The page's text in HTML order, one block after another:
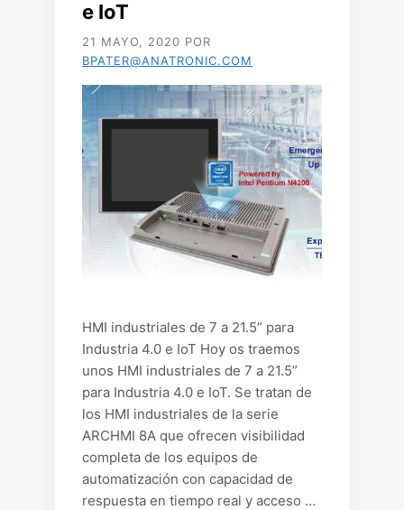
e IoT
21 MAYO, 2020 POR
BPATER@ANATRONIC.COM
HMI industriales de 7 a 21.5” para
Industria 4.0 e IoT Hoy os traemos
unos HMI industriales de 7 a 21.5”
para Industria 4.0 e IoT. Se tratan de
los HMI industriales de la serie
ARCHMI 8A que ofrecen visibilidad
completa de los equipos de
automatización con capacidad de
respuesta en tiempo real y acceso …